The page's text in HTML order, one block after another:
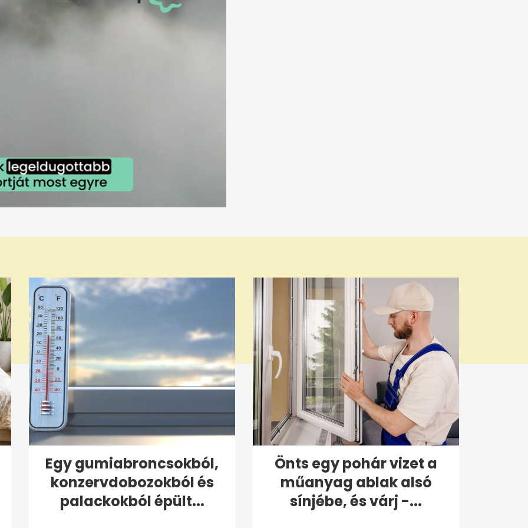
Egy gumiabroncsokból,
konzervdobozokból és
palackokból épült...
Önts egy pohár vizet a
műanyag ablak alsó
sínjébe, és várj -...